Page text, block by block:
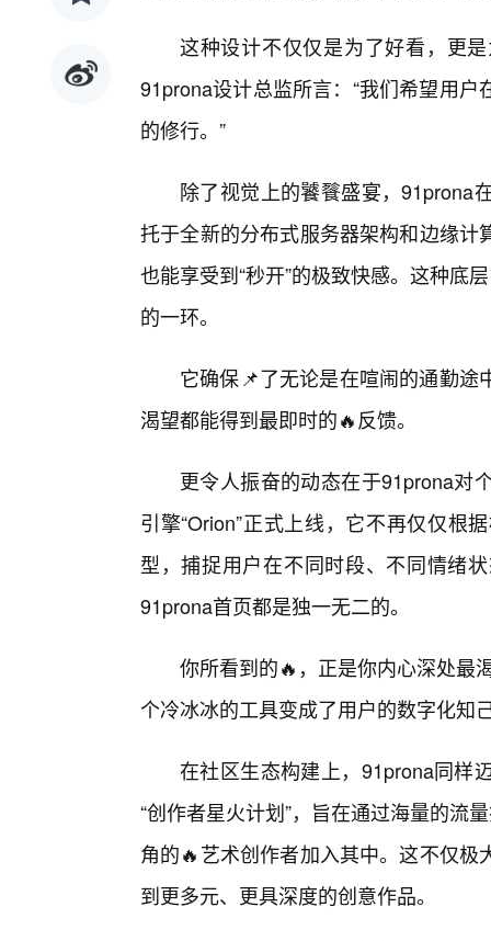
这种设计不仅仅是为了好看，更
91prona设计总监所言：“我们希望用
的修行。”
除了视觉上的饕餮盛宴，91prona
托于全新的分布式服务器架构和边缘
也能享受到“秒开”的极致快感。这种底
的一环。
它确保📌了无论是在喧闹的通勤
渴望都能得到最即时的🔥反馈。
更令人振奋的动态在于91prona对
引擎“Orion”正式上线，它不再仅仅根
型，捕捉用户在不同时段、不同情绪
91prona首页都是独一无二的。
你所看到的🔥，正是你内心深处最
个冷冰冰的工具变成了用户的数字化知
在社区生态构建上，91prona同样
“创作者星火计划”，旨在通过海量的流
角的🔥艺术创作者加入其中。这不仅
到更多元、更具深度的创意作品。